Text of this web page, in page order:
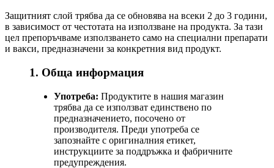
Защитният слой трябва да се обновява на всеки 2 до 3 години,
в зависимост от честотата на използване на продукта. За тази
цел препоръчваме използването само на специални препарати
и вакси, предназначени за конкретния вид продукт.
1. Обща информация
Употреба: Продуктите в нашия магазин
трябва да се използват единствено по
предназначението, посочено от
производителя. Преди употреба се
запознайте с оригиналния етикет,
инструкциите за поддръжка и фабричните
предупреждения.